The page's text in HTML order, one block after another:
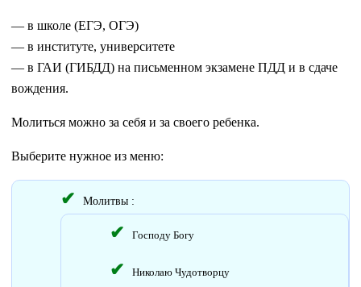
— в школе (ЕГЭ, ОГЭ)
— в институте, университете
— в ГАИ (ГИБДД) на письменном экзамене ПДД и в сдаче
вождения.
Молиться можно за себя и за своего ребенка.
Выберите нужное из меню:
Молитвы :
Господу Богу
Николаю Чудотворцу